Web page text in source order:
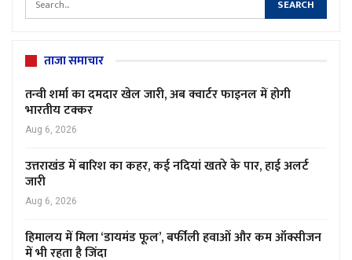
ताजा समाचार
तन्वी शर्मा का दमदार खेल जारी, अब क्वार्टर फाइनल में होगी
भारतीय टक्कर
Aug 6, 2026
उत्तराखंड में बारिश का कहर, कई नदियां खतरे के पार, हाई अलर्ट
जारी
Aug 6, 2026
हिमालय में मिला ‘डायमंड फूल’, बर्फीली हवाओं और कम ऑक्सीजन
में भी रहता है जिंदा